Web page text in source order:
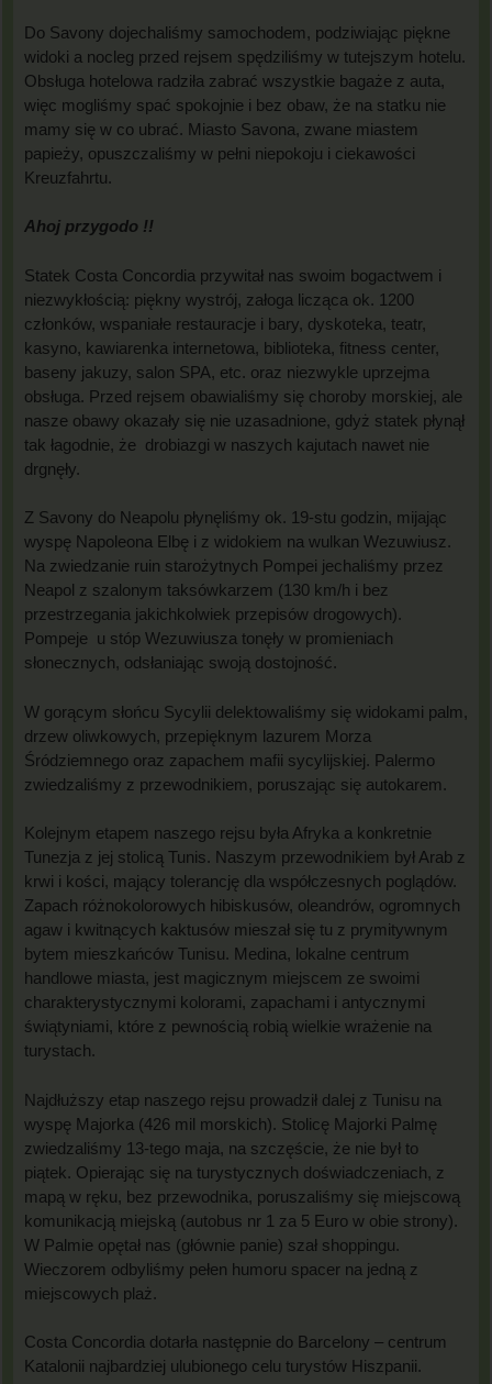
Do Savony dojechaliśmy samochodem, podziwiając piękne
widoki a nocleg przed rejsem spędziliśmy w tutejszym hotelu.
Obsługa hotelowa radziła zabrać wszystkie bagaże z auta,
więc mogliśmy spać spokojnie i bez obaw, że na statku nie
mamy się w co ubrać. Miasto Savona, zwane miastem
papieży, opuszczaliśmy w pełni niepokoju i ciekawości
Kreuzfahrtu.
Ahoj przygodo !!
Statek Costa Concordia przywitał nas swoim bogactwem i
niezwykłością: piękny wystrój, załoga licząca ok. 1200
członków, wspaniałe restauracje i bary, dyskoteka, teatr,
kasyno, kawiarenka internetowa, biblioteka, fitness center,
baseny jakuzy, salon SPA, etc. oraz niezwykle uprzejma
obsługa. Przed rejsem obawialiśmy się choroby morskiej, ale
nasze obawy okazały się nie uzasadnione, gdyż statek płynął
tak łagodnie, że drobiazgi w naszych kajutach nawet nie
drgnęły.
Z Savony do Neapolu płynęliśmy ok. 19-stu godzin, mijając
wyspę Napoleona Elbę i z widokiem na wulkan Wezuwiusz.
Na zwiedzanie ruin starożytnych Pompei jechaliśmy przez
Neapol z szalonym taksówkarzem (130 km/h i bez
przestrzegania jakichkolwiek przepisów drogowych).
Pompeje u stóp Wezuwiusza tonęły w promieniach
słonecznych, odsłaniając swoją dostojność.
W gorącym słońcu Sycylii delektowaliśmy się widokami palm,
drzew oliwkowych, przepięknym lazurem Morza
Śródziemnego oraz zapachem mafii sycylijskiej. Palermo
zwiedzaliśmy z przewodnikiem, poruszając się autokarem.
Kolejnym etapem naszego rejsu była Afryka a konkretnie
Tunezja z jej stolicą Tunis. Naszym przewodnikiem był Arab z
krwi i kości, mający tolerancję dla współczesnych poglądów.
Zapach różnokolorowych hibiskusów, oleandrów, ogromnych
agaw i kwitnących kaktusów mieszał się tu z prymitywnym
bytem mieszkańców Tunisu. Medina, lokalne centrum
handlowe miasta, jest magicznym miejscem ze swoimi
charakterystycznymi kolorami, zapachami i antycznymi
świątyniami, które z pewnością robią wielkie wrażenie na
turystach.
Najdłuższy etap naszego rejsu prowadził dalej z Tunisu na
wyspę Majorka (426 mil morskich). Stolicę Majorki Palmę
zwiedzaliśmy 13-tego maja, na szczęście, że nie był to
piątek. Opierając się na turystycznych doświadczeniach, z
mapą w ręku, bez przewodnika, poruszaliśmy się miejscową
komunikacją miejską (autobus nr 1 za 5 Euro w obie strony).
W Palmie opętał nas (głównie panie) szał shoppingu.
Wieczorem odbyliśmy pełen humoru spacer na jedną z
miejscowych plaż.
Costa Concordia dotarła następnie do Barcelony – centrum
Katalonii najbardziej ulubionego celu turystów Hiszpanii.